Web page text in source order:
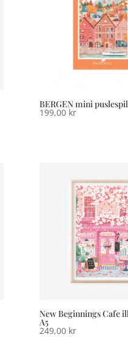
BERGEN mini
199,00 kr
New Beginnings Cafe
A5
249,00 kr